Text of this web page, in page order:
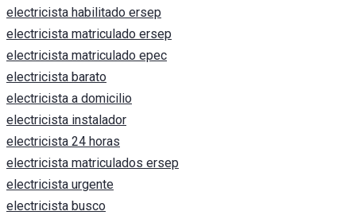
electricista habilitado ersep
electricista matriculado ersep
electricista matriculado epec
electricista barato
electricista a domicilio
electricista instalador
electricista 24 horas
electricista matriculados ersep
electricista urgente
electricista busco